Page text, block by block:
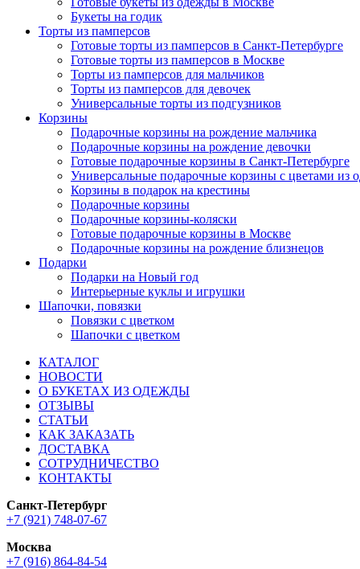
Букеты на годик
Торты из памперсов
Готовые торты из памперсов в Санкт-Петербурге
Готовые торты из памперсов в Москве
Торты из памперсов для мальчиков
Торты из памперсов для девочек
Универсальные торты из подгузников
Корзины
Подарочные корзины на рождение мальчика
Подарочные корзины на рождение девочки
Готовые подарочные корзины в Санкт-Петербурге
Универсальные подарочные корзины с цветами из
Корзины в подарок на крестины
Подарочные корзины
Подарочные корзины-коляски
Готовые подарочные корзины в Москве
Подарочные корзины на рождение близнецов
Подарки
Подарки на Новый год
Интерьерные куклы и игрушки
Шапочки, повязки
Повязки с цветком
Шапочки с цветком
КАТАЛОГ
НОВОСТИ
О БУКЕТАХ ИЗ ОДЕЖДЫ
ОТЗЫВЫ
СТАТЬИ
КАК ЗАКАЗАТЬ
ДОСТАВКА
СОТРУДНИЧЕСТВО
КОНТАКТЫ
Санкт-Петербург
+7 (921) 748-07-67
Москва
+7 (916) 864-84-54